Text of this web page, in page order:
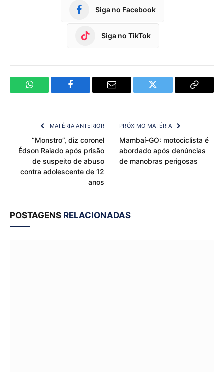
Siga no Facebook
Siga no TikTok
WhatsApp Facebook Email Twitter
Copy
MATÉRIA ANTERIOR
“Monstro”, diz coronel
Édson Raiado após prisão
de suspeito de abuso
contra adolescente de 12
anos
PRÓXIMO MATÉRIA
Mambaí-GO: motociclista é
abordado após denúncias
de manobras perigosas
POSTAGENS RELACIONADAS